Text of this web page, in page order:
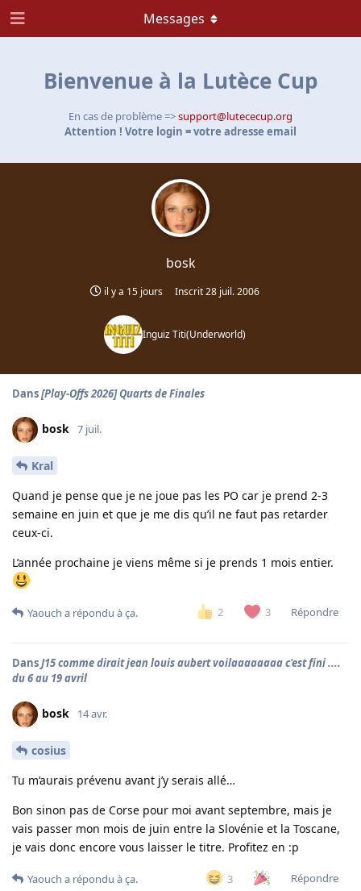
Bienvenue à la Lutèce Cup
En cas de problème =>support@lutececup.org
Attention ! Votre login = votre adresse email
bosk
il y a 15 jours Inscrit28 juil. 2006
Inguiz Titi(Underworld)
Messages
Dans[Play-Offs 2026] Quarts de Finales
bosk 7 juil.
Kral
Quand je pense que je ne joue pas les PO car je prend 2-3
semaine en juin et que je me dis qu’il ne faut pas retarder
ceux-ci.
L’année prochaine je viens même si je prends 1 mois entier.
2 3 Répondre
Yaouch a répondu à ça.
DansJ15 comme dirait jean louis aubert voilaaaaaaaa c'est fini ....
du 6 au 19 avril
bosk 14 avr.
cosius
Tu m’aurais prévenu avant j’y serais allé…
Bon sinon pas de Corse pour moi avant septembre, mais je
vais passer mon mois de juin entre la Slovénie et la Toscane,
je vais donc encore vous laisser le titre. Profitez en :p
3 Répondre
Yaouch a répondu à ça.